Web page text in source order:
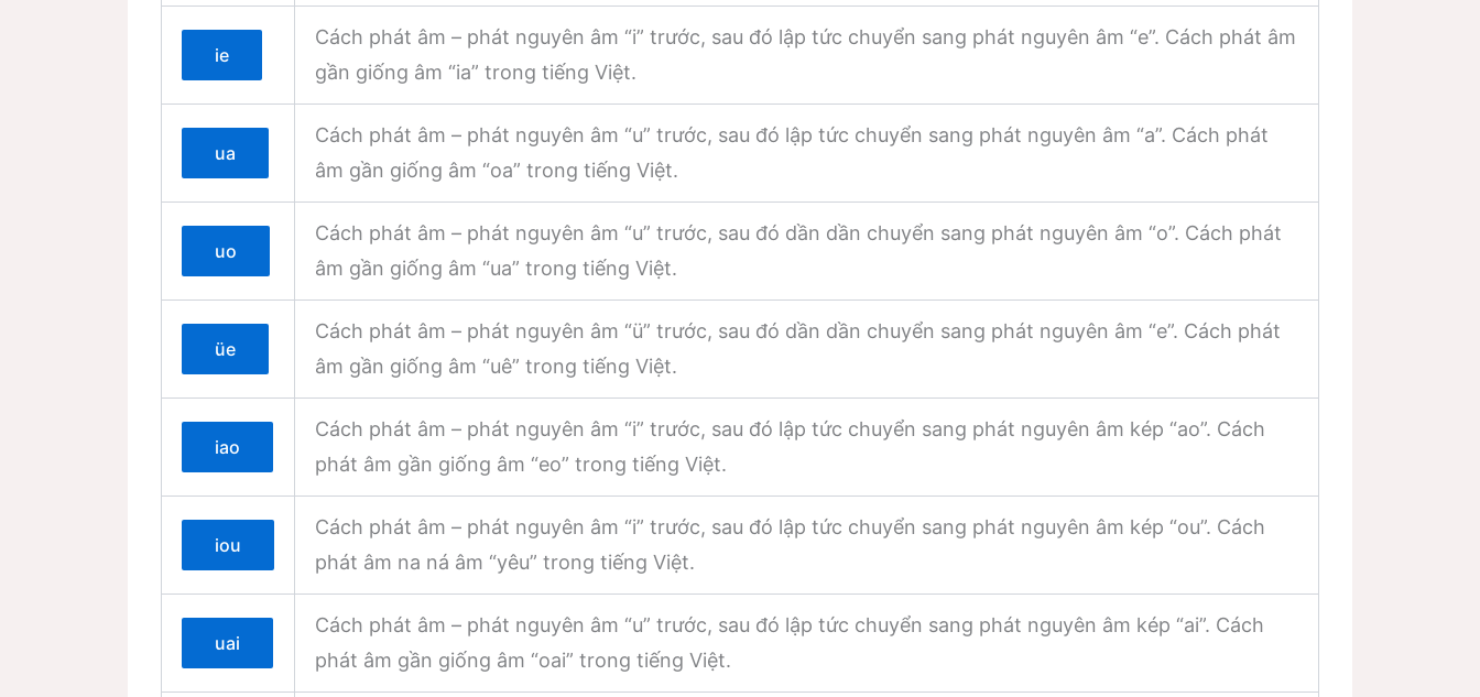
ie
Cách phát âm – phát nguyên âm “i” trước, sau đó lập tức chuyển sang phát nguyên âm “e”. Cách phát âm
gần giống âm “ia” trong tiếng Việt.
ua
Cách phát âm – phát nguyên âm “u” trước, sau đó lập tức chuyển sang phát nguyên âm “a”. Cách phát
âm gần giống âm “oa” trong tiếng Việt.
uo
Cách phát âm – phát nguyên âm “u” trước, sau đó dần dần chuyển sang phát nguyên âm “o”. Cách phát
âm gần giống âm “ua” trong tiếng Việt.
üe
Cách phát âm – phát nguyên âm “ü” trước, sau đó dần dần chuyển sang phát nguyên âm “e”. Cách phát
âm gần giống âm “uê” trong tiếng Việt.
iao
Cách phát âm – phát nguyên âm “i” trước, sau đó lập tức chuyển sang phát nguyên âm kép “ao”. Cách
phát âm gần giống âm “eo” trong tiếng Việt.
iou
Cách phát âm – phát nguyên âm “i” trước, sau đó lập tức chuyển sang phát nguyên âm kép “ou”. Cách
phát âm na ná âm “yêu” trong tiếng Việt.
uai
Cách phát âm – phát nguyên âm “u” trước, sau đó lập tức chuyển sang phát nguyên âm kép “ai”. Cách
phát âm gần giống âm “oai” trong tiếng Việt.